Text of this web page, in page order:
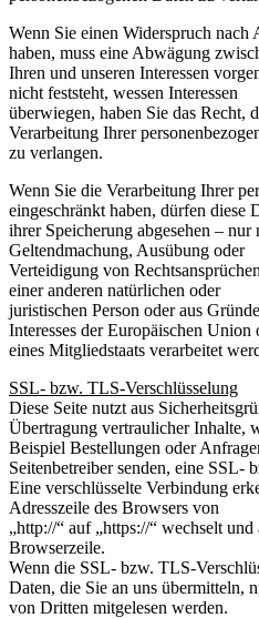
Wenn Sie einen Widerspruch
haben, muss eine Abwägung
Ihren und unseren Interessen
nicht feststeht, wessen Interessen
überwiegen, haben Sie das Recht,
Verarbeitung Ihrer
zu verlangen.
Wenn Sie die Verarbeitung Ihrer
eingeschränkt haben, dürfen diese
ihrer Speicherung abgesehen –
Geltendmachung, Ausübung oder
Verteidigung von
einer anderen natürlichen oder
juristischen Person oder aus
Interesses der Europäischen Union
eines Mitgliedstaats verarbeitet
SSL- bzw. TLS-Verschlüsselung
Diese Seite nutzt aus
Übertragung vertraulicher Inhalte,
Beispiel Bestellungen oder
Seitenbetreiber senden, eine SSL-
Eine verschlüsselte Verbindung
Adresszeile des Browsers von
„http://“ auf „https://“ wechselt
Browserzeile.
Wenn die SSL- bzw. TLS-
Daten, die Sie an uns übermitteln,
von Dritten mitgelesen werden.